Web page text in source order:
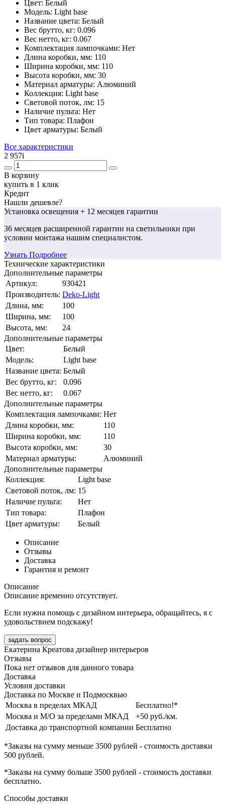
Цвет: Белый
Модель: Light base
Название цвета: Белый
Вес брутто, кг: 0.096
Вес нетто, кг: 0.067
Комплектация лампочками: Нет
Длина коробки, мм: 110
Ширина коробки, мм: 110
Высота коробки, мм: 30
Материал арматуры: Алюминий
Коллекция: Light base
Световой поток, лм: 15
Наличие пульта: Нет
Тип товара: Плафон
Цвет арматуры: Белый
Все характеристики
2 957i
В корзину
купить в 1 клик
Кредит
Нашли дешевле?
Установка освещения + 12 месяцев гарантии
36 месяцев расширенной гарантии на светильники при
условии монтажа нашим специалистом.
Узнать Подробнее
Технические характеристики
Дополнительные параметры
Артикул:
930421
Производитель: Deko-Light
Длина, мм:
100
Ширина, мм:
100
Высота, мм:
24
Дополнительные параметры
Цвет:
Белый
Модель:
Light base
Название цвета: Белый
Вес брутто, кг:
0.096
Вес нетто, кг:
0.067
Дополнительные параметры
Комплектация лампочками: Нет
Длина коробки, мм:
110
Ширина коробки, мм:
110
Высота коробки, мм:
30
Материал арматуры:
Алюминий
Дополнительные параметры
Коллекция:
Light base
Световой поток, лм: 15
Наличие пульта:
Нет
Тип товара:
Плафон
Цвет арматуры:
Белый
Описание
Отзывы
Доставка
Гарантия и ремонт
Описание
Описание временно отсутствует.
Если нужна помощь с дизайном интерьера, обращайтесь, я с
удовольствием подскажу!
задать вопрос
Екатерина Креатова дизайнер интерьеров
Отзывы
Пока нет отзывов для данного товара
Доставка
Условия доставки
Доставка по Москве и Подмосквью
Москва в пределах МКАД
Бесплатно!*
Москва и М/О за пределами МКАД
+50 руб./км.
Доставка до транспортной компании Бесплатно
*Заказы на сумму меньше 3500 рублей - стоимость доставки
500 рублей.
*Заказы на сумму больше 3500 рублей - стоимость доставки
бесплатно.
Способы доставки